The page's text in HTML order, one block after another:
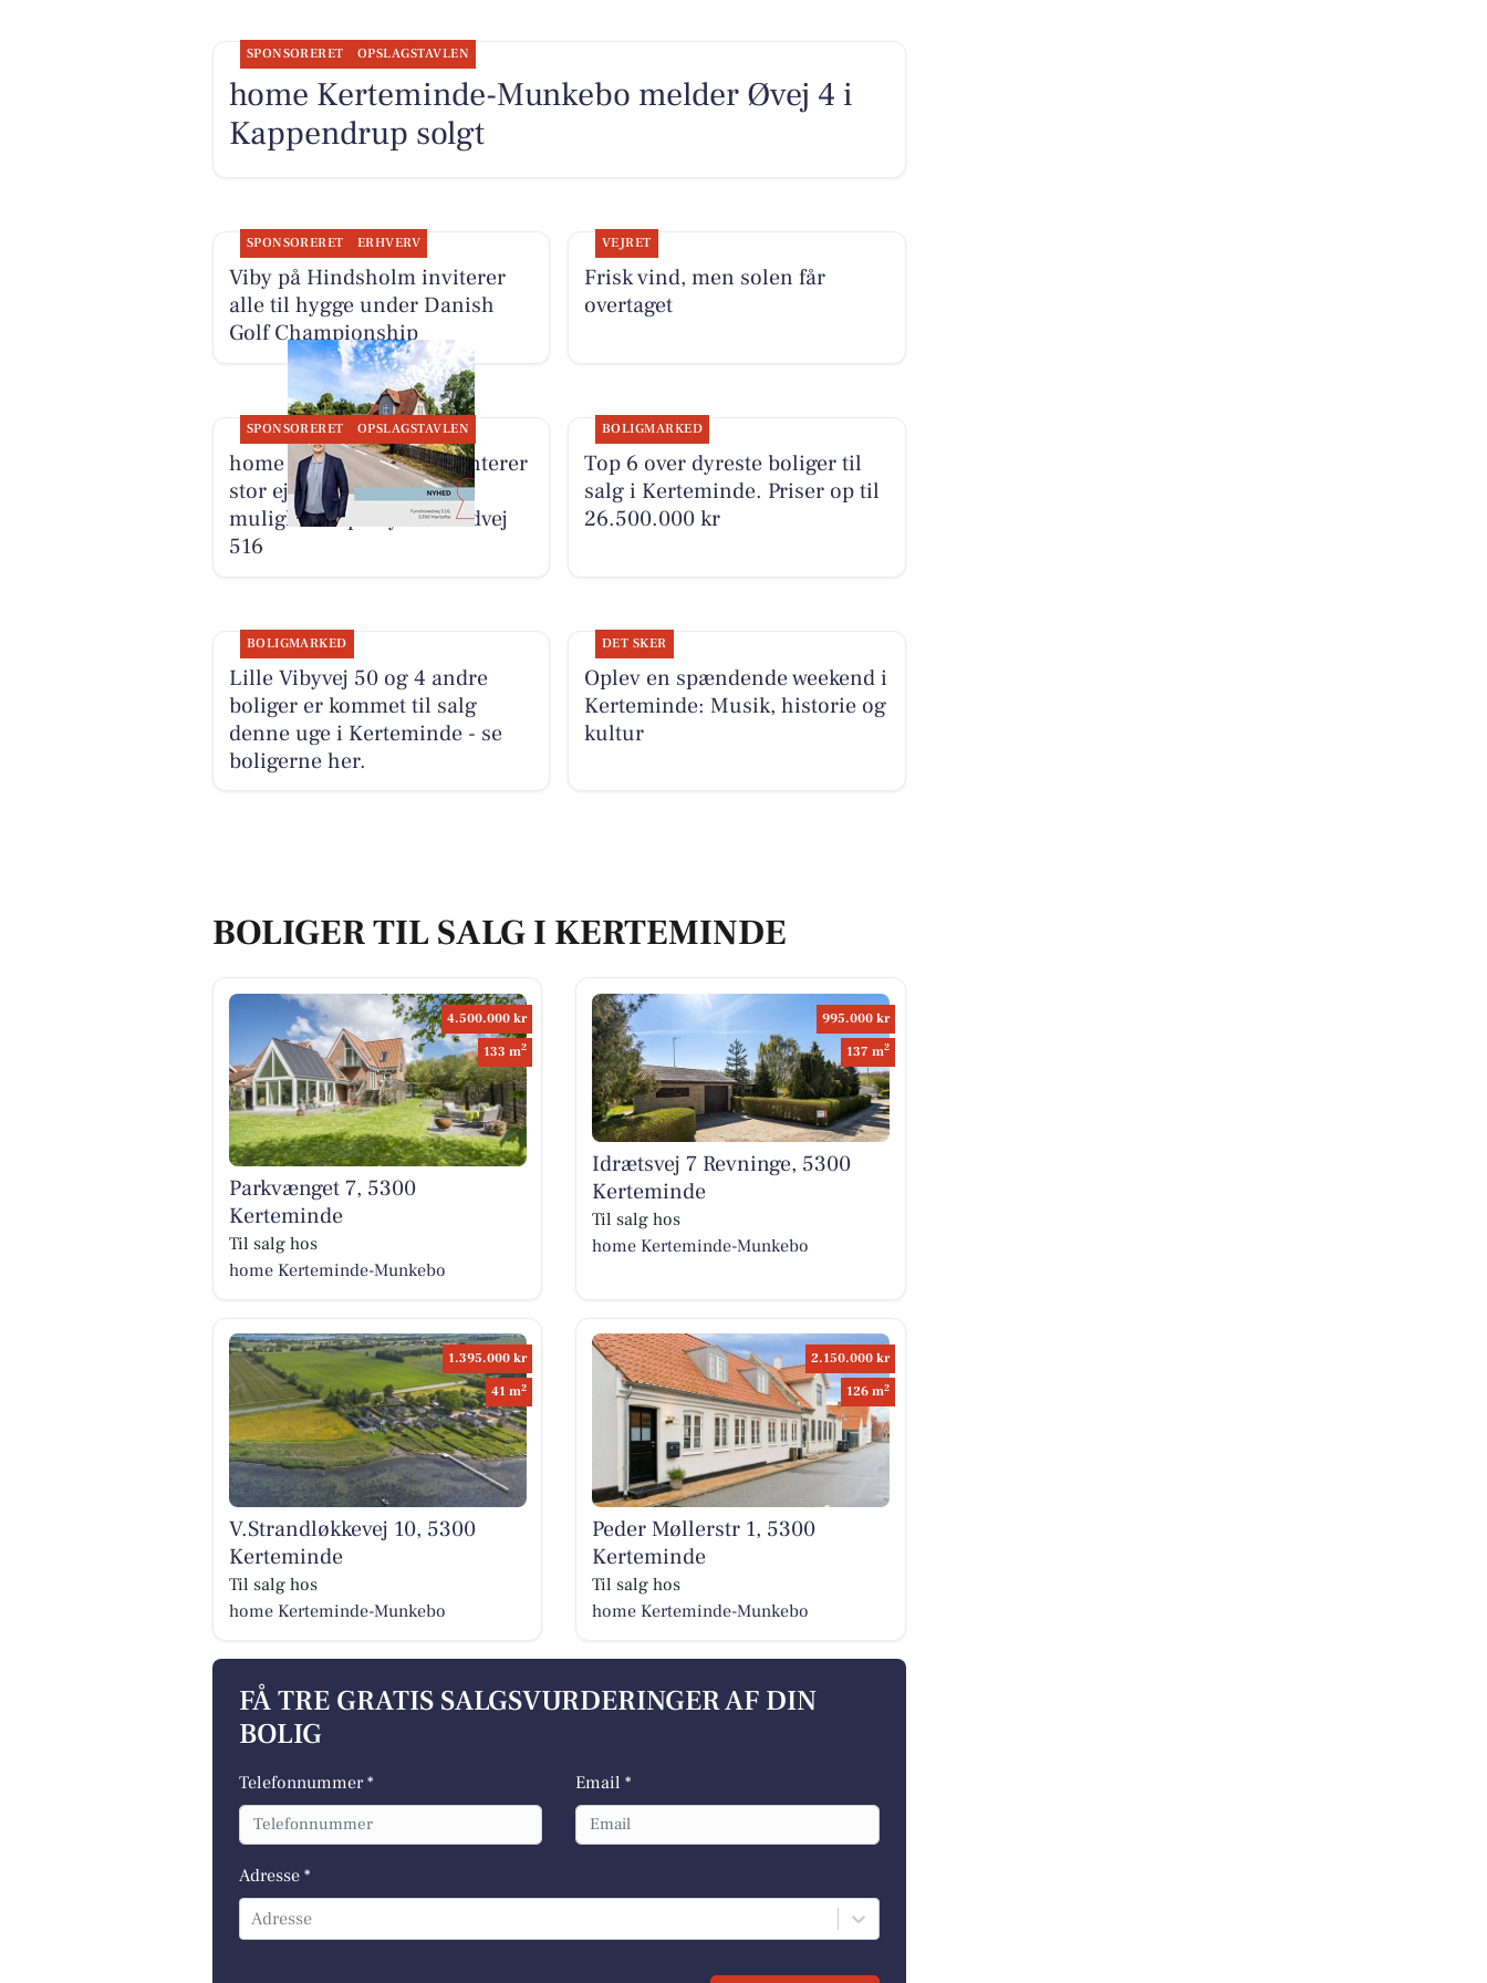
SPONSORERET OPSLAGSTAVLEN
home Kerteminde-Munkebo melder Øvej 4 i
Kappendrup solgt
SPONSORERET ERHVERV
Viby på Hindsholm inviterer
alle til hygge under Danish
Golf Championship
VEJRET
Frisk vind, men solen får
overtaget
SPONSORERET OPSLAGSTAVLEN
home Kerteminde præsenterer
stor ejendom med mange
muligheder på Fynshovedvej
516
BOLIGMARKED
Top 6 over dyreste boliger til
salg i Kerteminde. Priser op til
26.500.000 kr
BOLIGMARKED
Lille Vibyvej 50 og 4 andre
boliger er kommet til salg
denne uge i Kerteminde - se
boligerne her.
DET SKER
Oplev en spændende weekend i
Kerteminde: Musik, historie og
kultur
BOLIGER TIL SALG I KERTEMINDE
4.500.000 kr
133 m2
Parkvænget 7, 5300
Kerteminde
Til salg hos
home Kerteminde-Munkebo
995.000 kr
137 m2
Idrætsvej 7 Revninge, 5300
Kerteminde
Til salg hos
home Kerteminde-Munkebo
1.395.000 kr
41 m2
V.Strandløkkevej 10, 5300
Kerteminde
Til salg hos
home Kerteminde-Munkebo
2.150.000 kr
126 m2
Peder Møllerstr 1, 5300
Kerteminde
Til salg hos
home Kerteminde-Munkebo
FÅ TRE GRATIS SALGSVURDERINGER AF DIN
BOLIG
Telefonnummer * Email *
Adresse *
Adresse